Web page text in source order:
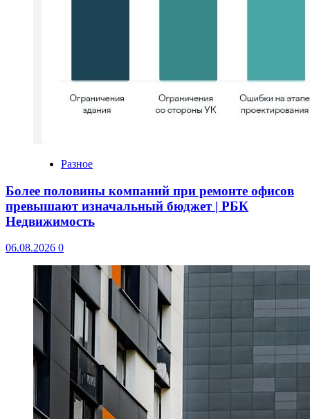
Разное
Более половины компаний при ремонте офисов
превышают изначальный бюджет | РБК
Недвижимость
06.08.2026 0